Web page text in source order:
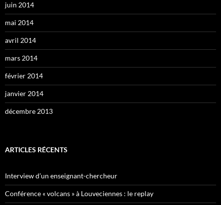
juin 2014
mai 2014
avril 2014
mars 2014
février 2014
janvier 2014
décembre 2013
ARTICLES RÉCENTS
Interview d’un enseignant-chercheur
Conférence « volcans » à Louveciennes : le replay